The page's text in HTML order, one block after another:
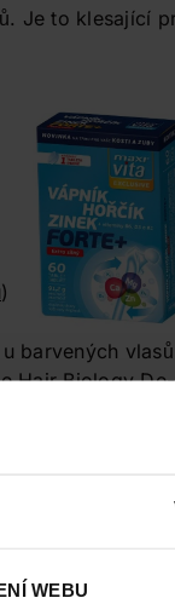
WEBU
Je to klesající
)
barvených
Hair Biology
vašich vlasů -
proužků ve vaší